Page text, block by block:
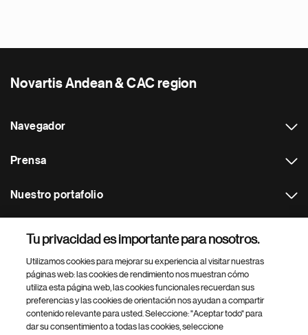
Novartis Andean & CAC region
Navegador
Prensa
Nuestro portafolio
Footer Site Search
Tu privacidad es importante para nosotros.
Utilizamos cookies para mejorar su experiencia al visitar nuestras
páginas web: las cookies de rendimiento nos muestran cómo
utiliza esta página web, las cookies funcionales recuerdan sus
preferencias y las cookies de orientación nos ayudan a compartir
contenido relevante para usted. Seleccione: "Aceptar todo" para
dar su consentimiento a todas las cookies, seleccione